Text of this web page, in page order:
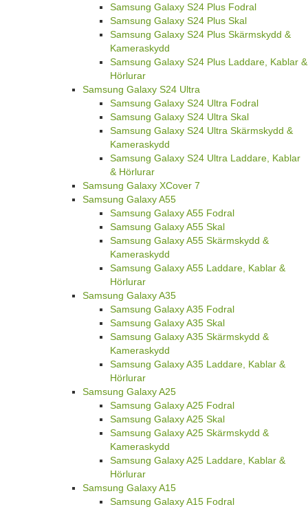
Samsung Galaxy S24 Plus Fodral
Samsung Galaxy S24 Plus Skal
Samsung Galaxy S24 Plus Skärmskydd &
Kameraskydd
Samsung Galaxy S24 Plus Laddare, Kablar &
Hörlurar
Samsung Galaxy S24 Ultra
Samsung Galaxy S24 Ultra Fodral
Samsung Galaxy S24 Ultra Skal
Samsung Galaxy S24 Ultra Skärmskydd &
Kameraskydd
Samsung Galaxy S24 Ultra Laddare, Kablar
& Hörlurar
Samsung Galaxy XCover 7
Samsung Galaxy A55
Samsung Galaxy A55 Fodral
Samsung Galaxy A55 Skal
Samsung Galaxy A55 Skärmskydd &
Kameraskydd
Samsung Galaxy A55 Laddare, Kablar &
Hörlurar
Samsung Galaxy A35
Samsung Galaxy A35 Fodral
Samsung Galaxy A35 Skal
Samsung Galaxy A35 Skärmskydd &
Kameraskydd
Samsung Galaxy A35 Laddare, Kablar &
Hörlurar
Samsung Galaxy A25
Samsung Galaxy A25 Fodral
Samsung Galaxy A25 Skal
Samsung Galaxy A25 Skärmskydd &
Kameraskydd
Samsung Galaxy A25 Laddare, Kablar &
Hörlurar
Samsung Galaxy A15
Samsung Galaxy A15 Fodral